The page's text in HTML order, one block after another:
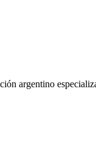
argentino